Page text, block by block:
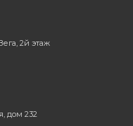
2й этаж
дом 232